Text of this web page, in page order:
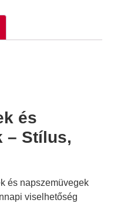
és
– Stílus,
és napszemüvegek
viselhetőség